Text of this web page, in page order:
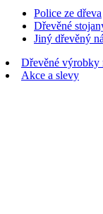
Police ze dřeva
Dřevěné
Jiný dřevěný
Dřevěné výrobky
Akce a slevy